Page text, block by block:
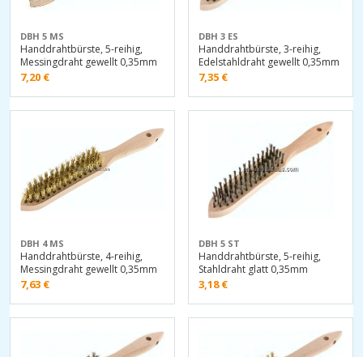
DBH 5 MS
Handdrahtbürste, 5-reihig,
Messingdraht gewellt 0,35mm
7,20 €
DBH 3 ES
Handdrahtbürste, 3-reihig,
Edelstahldraht gewellt 0,35mm
7,35 €
DBH 4 MS
Handdrahtbürste, 4-reihig,
Messingdraht gewellt 0,35mm
7,63 €
DBH 5 ST
Handdrahtbürste, 5-reihig,
Stahldraht glatt 0,35mm
3,18€